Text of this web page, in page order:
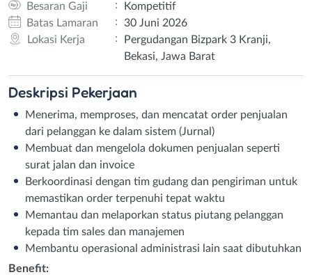
Besaran Gaji
:
Kompetitif
Batas Lamaran
:
30 Juni 2026
Lokasi Kerja
:
Pergudangan Bizpark 3 Kranji,
Bekasi, Jawa Barat
Deskripsi Pekerjaan
Menerima, memproses, dan mencatat order penjualan
dari pelanggan ke dalam sistem (Jurnal)
Membuat dan mengelola dokumen penjualan seperti
surat jalan dan invoice
Berkoordinasi dengan tim gudang dan pengiriman untuk
memastikan order terpenuhi tepat waktu
Memantau dan melaporkan status piutang pelanggan
kepada tim sales dan manajemen
Membantu operasional administrasi lain saat dibutuhkan
Benefit: